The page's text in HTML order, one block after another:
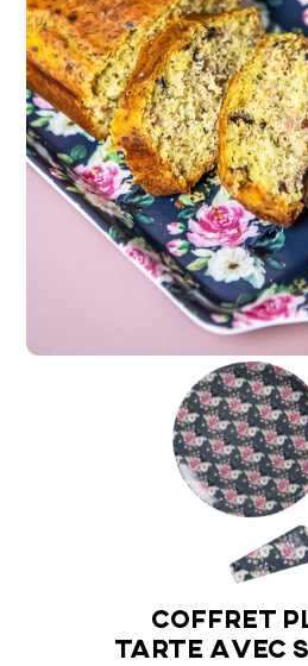
Plat à cake 36 cm
Collection Lily